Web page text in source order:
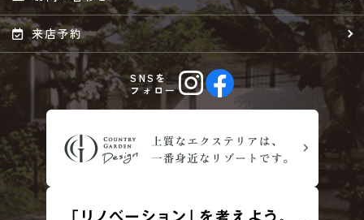
来店予約
SNSを
フォロー